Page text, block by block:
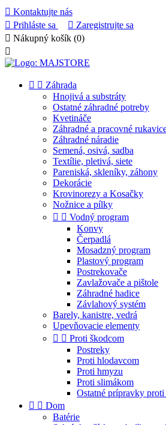
 Kontaktujte nás
 Prihláste sa  Zaregistrujte sa
 Nákupný košík (0)

  Záhrada
Hnojivá a substráty
Ostatné záhradné potreby
Kvetináče
Záhradné a pracovné
Záhradné náradie
Semená, osivá, sadba
Textílie, pletivá, siete
Pareniská, skleníky, záhony
Dekorácie
Krovinorezy a Kosačky
Nožnice a pílky
  Vodný program
Konvy
Čerpadlá
Mosadzný program
Plastový program
Postrekovače
Zavlažovače a pištole
Záhradné hadice
Závlahový systém
Barely, kanistre, vedrá
Upevňovacie elementy
  Proti škodcom
Postreky
Proti hlodavcom
Proti hmyzu
Proti slimákom
Ostatné prípravky
  Dom
Batérie